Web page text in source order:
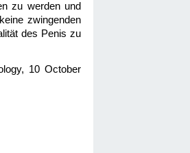
zu werden und
zwingenden
des Penis zu
10 October